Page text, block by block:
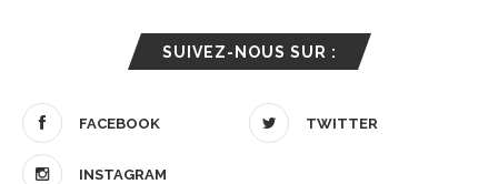
SUIVEZ-NOUS SUR :
FACEBOOK TWITTER
INSTAGRAM